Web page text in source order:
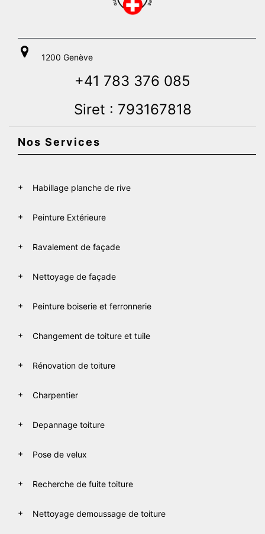
1200 Genève
+41 783 376 085
Siret : 793167818
Nos Services
Habillage planche de rive
Peinture Extérieure
Ravalement de façade
Nettoyage de façade
Peinture boiserie et ferronnerie
Changement de toiture et tuile
Rénovation de toiture
Charpentier
Depannage toiture
Pose de velux
Recherche de fuite toiture
Nettoyage demoussage de toiture